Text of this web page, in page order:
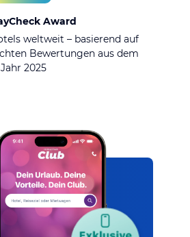
Award
weltweit – basierend auf
Bewertungen aus dem
Jahr 2025